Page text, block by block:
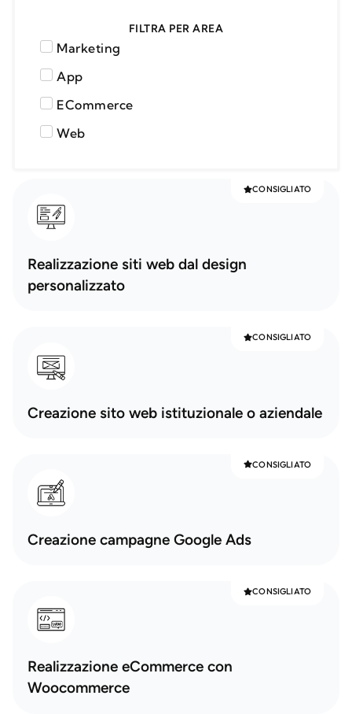
FILTRA PER AREA
Marketing
App
ECommerce
Web
CONSIGLIATO
Realizzazione siti web dal design
personalizzato
CONSIGLIATO
Creazione sito web istituzionale o aziendale
CONSIGLIATO
Creazione campagne Google Ads
CONSIGLIATO
Realizzazione eCommerce con
Woocommerce